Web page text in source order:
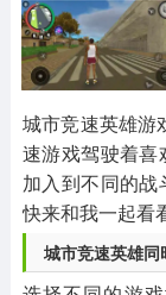
269款应用
其他
1654款应用
城市竞速英雄游
速游戏驾驶着喜
加入到不同的
快来和我一起看
城市竞速英雄同